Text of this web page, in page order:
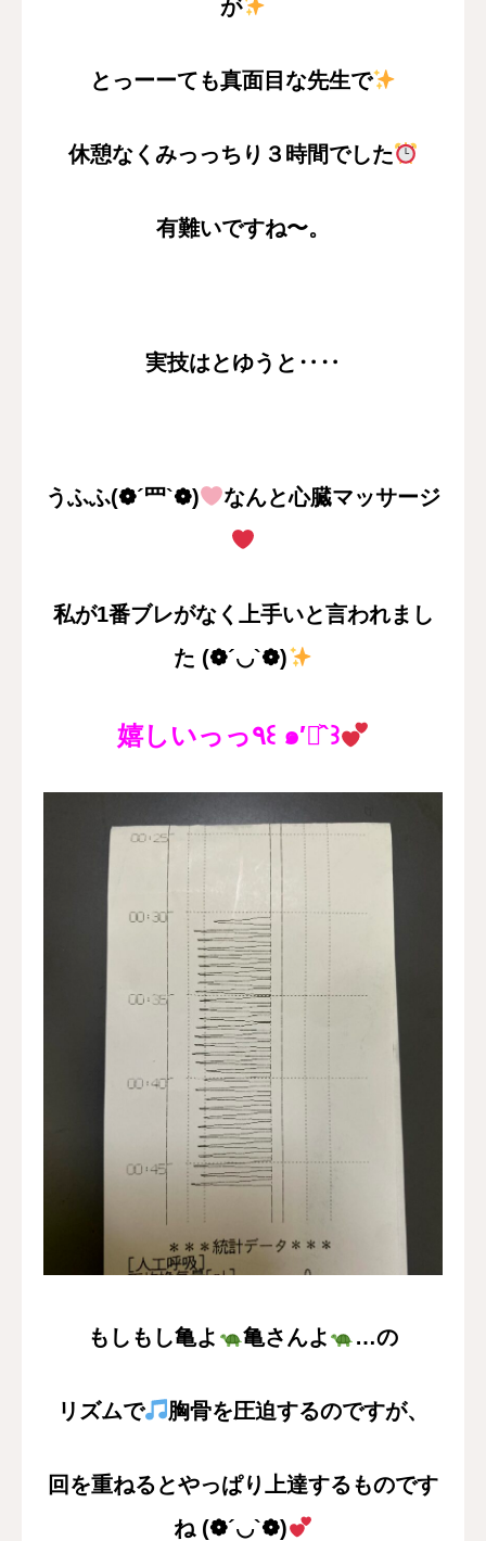
が
とっーーても真面目な先生で
休憩なくみっっちり３時間でした
有難いですね〜。
実技はとゆうと‥‥
うふふ(❁´罒`❁) なんと心臓マッサージ
私が1番ブレがなく上手いと言われまし
た (❁´◡`❁)
嬉しいっっ٩꒰ ๑′◡͐`꒱
もしもし亀よ 亀さんよ …の
リズムで 胸骨を圧迫するのですが、
回を重ねるとやっぱり上達するものです
ね (❁´◡`❁)